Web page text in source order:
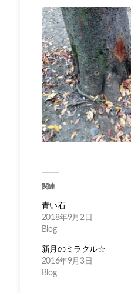
関連
青い石
2018年9月2日
Blog
新月のミラクル☆
2016年9月3日
Blog